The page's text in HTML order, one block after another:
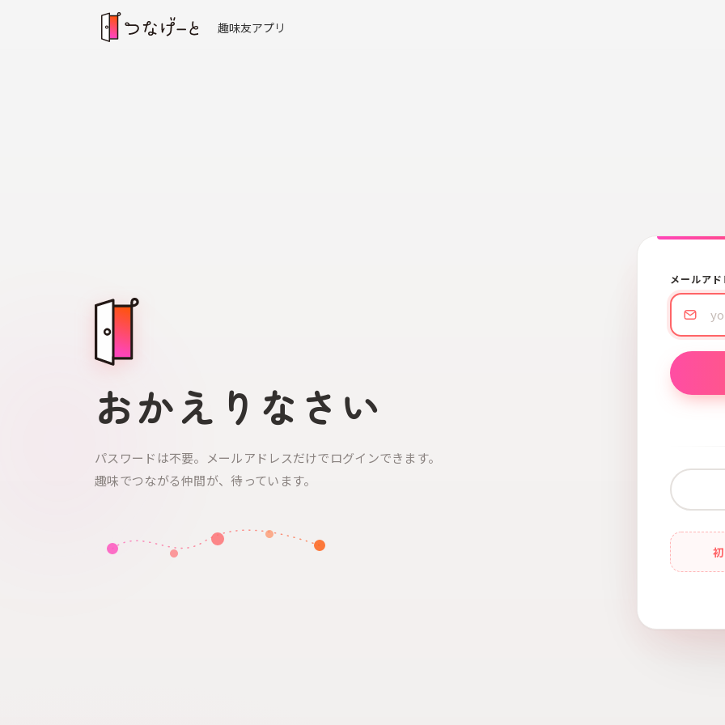
趣味友アプリ
おかえりなさい
パスワードは不要。メールアドレスだけでログインできます。
趣味でつながる仲間が、待っています。
メールア